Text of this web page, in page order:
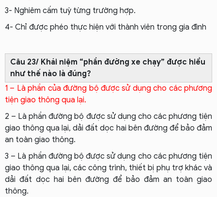
3- Nghiêm cấm tuỳ từng trường hợp.
4- Chỉ được phéo thực hiện với thành viên trong gia đình
Câu 23/ Khái niệm “phần đường xe chạy” được hiểu
như thế nào là đúng?
1 – Là phần của đường bộ được sử dụng cho các phương
tiện giao thông qua lại.
2 – Là phần đường bộ được sử dụng cho các phương tiện
giao thông qua lại, dải đất dọc hai bên đường để bảo đảm
an toàn giao thông.
3 – Là phần đường bộ được sử dụng cho các phương tiện
giao thông qua lại, các công trình, thiết bị phụ trợ khác và
dải đất dọc hai bên đường để bảo đảm an toàn giao
thông.